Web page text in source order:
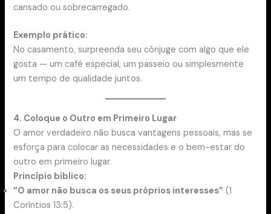
cansado ou sobrecarregado.
Exemplo prático:
No casamento, surpreenda seu cônjuge com algo que ele
gosta — um café especial, um passeio ou simplesmente
um tempo de qualidade juntos.
4. Coloque o Outro em Primeiro Lugar
O amor verdadeiro não busca vantagens pessoais, mas se
esforça para colocar as necessidades e o bem-estar do
outro em primeiro lugar.
Princípio bíblico:
“O amor não busca os seus próprios interesses” (1
Coríntios 13:5).